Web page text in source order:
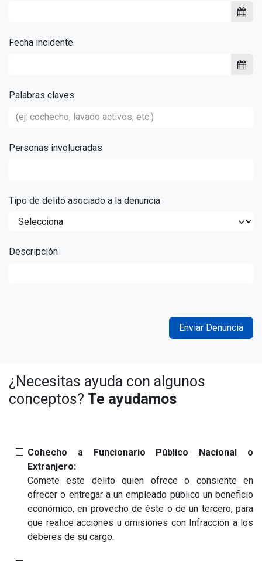
Fecha incidente
Palabras claves
Personas involucradas
Tipo de delito asociado a la denuncia
Descripción
Enviar Denuncia
¿Necesitas ayuda con algunos
conceptos? Te ayudamos
Cohecho a Funcionario Público Nacional o
Extranjero:
Comete este delito quien ofrece o consiente en
ofrecer o entregar a un empleado público un beneficio
económico, en provecho de éste o de un tercero, para
que realice acciones u omisiones con Infracción a los
deberes de su cargo.